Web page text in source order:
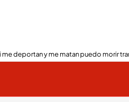
me deportan y me matan puedo morir